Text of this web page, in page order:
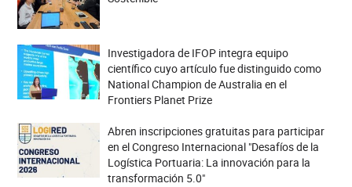
Investigadora de IFOP integra equipo
científico cuyo artículo fue distinguido como
National Champion de Australia en el
Frontiers Planet Prize
Abren inscripciones gratuitas para participar
en el Congreso Internacional "Desafíos de la
Logística Portuaria: La innovación para la
transformación 5.0"